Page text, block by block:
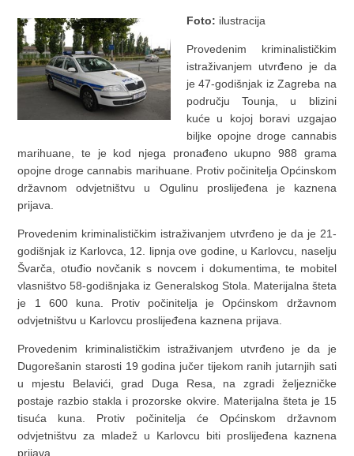
Foto: ilustracija
Provedenim kriminalističkim
istraživanjem utvrđeno je da
je 47-godišnjak iz Zagreba na
području Tounja, u blizini
kuće u kojoj boravi uzgajao
biljke opojne droge cannabis
marihuane, te je kod njega pronađeno ukupno 988 grama
opojne droge cannabis marihuane. Protiv počinitelja Općinskom
državnom odvjetništvu u Ogulinu proslijeđena je kaznena
prijava.
Provedenim kriminalističkim istraživanjem utvrđeno je da je 21-
godišnjak iz Karlovca, 12. lipnja ove godine, u Karlovcu, naselju
Švarča, otuđio novčanik s novcem i dokumentima, te mobitel
vlasništvo 58-godišnjaka iz Generalskog Stola. Materijalna šteta
je 1 600 kuna. Protiv počinitelja je Općinskom državnom
odvjetništvu u Karlovcu proslijeđena kaznena prijava.
Provedenim kriminalističkim istraživanjem utvrđeno je da je
Dugorešanin starosti 19 godina jučer tijekom ranih jutarnjih sati
u mjestu Belavići, grad Duga Resa, na zgradi željezničke
postaje razbio stakla i prozorske okvire. Materijalna šteta je 15
tisuća kuna. Protiv počinitelja će Općinskom državnom
odvjetništvu za mladež u Karlovcu biti proslijeđena kaznena
prijava.